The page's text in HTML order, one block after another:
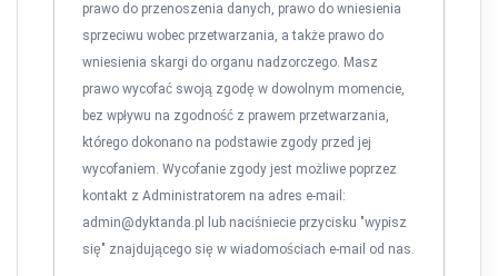
prawo do przenoszenia danych, prawo do wniesienia
sprzeciwu wobec przetwarzania, a także prawo do
wniesienia skargi do organu nadzorczego. Masz
prawo wycofać swoją zgodę w dowolnym momencie,
bez wpływu na zgodność z prawem przetwarzania,
którego dokonano na podstawie zgody przed jej
wycofaniem. Wycofanie zgody jest możliwe poprzez
kontakt z Administratorem na adres e-mail:
admin@dyktanda.pl
lub naciśniecie przycisku "wypisz
się" znajdującego się w wiadomościach e-mail od nas.